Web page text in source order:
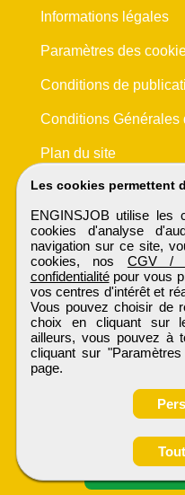
Les cookies permettent
ENGINSJOB utilise les
cookies d'analyse
navigation sur ce site,
cookies, nos CGV /
confidentialitépour vous
vos centres d'intérêt et
Vous pouvez choisir de
choix en cliquant sur
ailleurs, vous pouvez à
cliquant sur
page.
Informations légales
Paramètres des
Conditions de
Conditions Générales
Plan du site
Tous droits